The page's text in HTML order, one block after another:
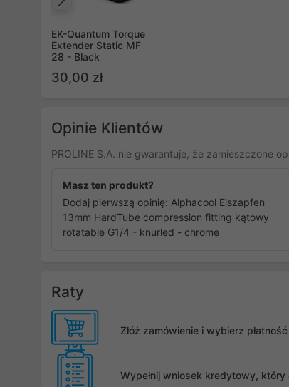
EK-Quantum Torque
Extender Static MF
28 - Black
30,00 zł
Opinie Klientów
PROLINE S.A. nie gwarantuje, że zamieszczone
Masz ten produkt?
Dodaj pierwszą opinię: Alphacool Eiszapfen
13mm HardTube compression fitting kątowy
rotatable G1/4 - knurled - chrome
Raty
Złóż zamówienie i wybierz
Wypełnij wniosek kredytowy,